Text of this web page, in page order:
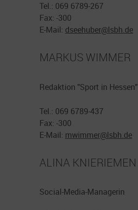
Tel.: 069 6789-267
Fax: -300
E-Mail: dseehuber@lsbh.de
MARKUS WIMMER
Redaktion "Sport in Hessen"
Tel.: 069 6789-437
Fax: -300
E-Mail: mwimmer@lsbh.de
ALINA KNIERIEMEN
Social-Media-Managerin